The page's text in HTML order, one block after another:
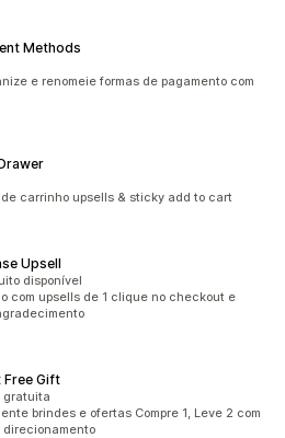
Methods
e renomeie formas de pagamento com
carrinho upsells & sticky add to cart
Upsell
disponível
com upsells de 1 clique no checkout e
Free Gift
gratuita
brindes e ofertas Compre 1, Leve 2 com